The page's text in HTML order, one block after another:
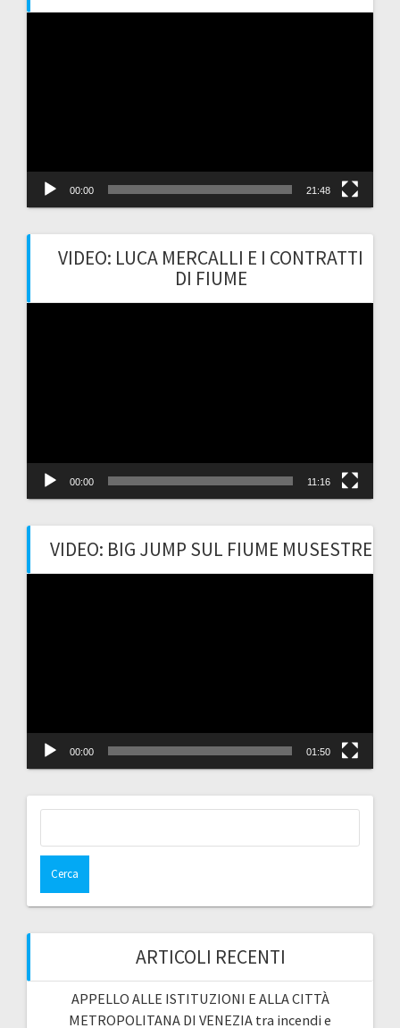
00:00 21:48
VIDEO: LUCA MERCALLI E I CONTRATTI
DI FIUME
00:00 11:16
VIDEO: BIG JUMP SUL FIUME MUSESTRE
00:00 01:50
ARTICOLI RECENTI
APPELLO ALLE ISTITUZIONI E ALLA CITTÀ
METROPOLITANA DI VENEZIA tra incendi e